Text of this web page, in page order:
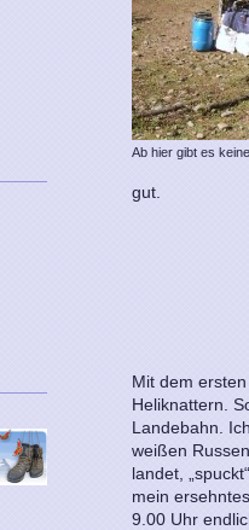
Ab hier gibt es
gut.
Mit dem
Heliknattern.
Landebahn.
weißen
landet,
mein
9.00 Uhr